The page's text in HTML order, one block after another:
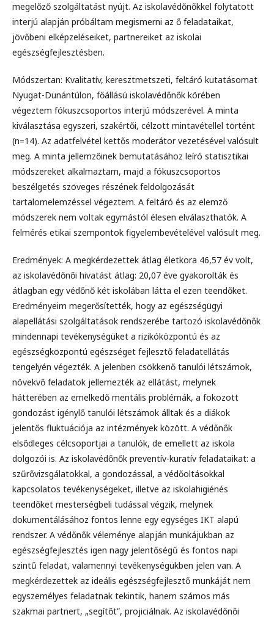
megelőző szolgáltatást nyújt. Az iskolavédőnőkkel folytatott
interjú alapján próbáltam megismerni az ő feladataikat,
jövőbeni elképzeléseiket, partnereiket az iskolai
egészségfejlesztésben.
Módszertan: Kvalitatív, keresztmetszeti, feltáró kutatásomat
Nyugat-Dunántúlon, főállású iskolavédőnők körében
végeztem fókuszcsoportos interjú módszerével. A minta
kiválasztása egyszeri, szakértői, célzott mintavétellel történt
(n=14). Az adatfelvétel kettős moderátor vezetésével valósult
meg. A minta jellemzőinek bemutatásához leíró statisztikai
módszereket alkalmaztam, majd a fókuszcsoportos
beszélgetés szöveges részének feldolgozását
tartalomelemzéssel végeztem. A feltáró és az elemző
módszerek nem voltak egymástól élesen elválaszthatók. A
felmérés etikai szempontok figyelembevételével valósult meg.
Eredmények: A megkérdezettek átlag életkora 46,57 év volt,
az iskolavédőnői hivatást átlag: 20,07 éve gyakorolták és
átlagban egy védőnő két iskolában látta el ezen teendőket.
Eredményeim megerősítették, hogy az egészségügyi
alapellátási szolgáltatások rendszerébe tartozó iskolavédőnők
mindennapi tevékenységüket a rizikóközpontú és az
egészségközpontú egészséget fejlesztő feladatellátás
tengelyén végezték. A jelenben csökkenő tanulói létszámok,
növekvő feladatok jellemezték az ellátást, melynek
hátterében az emelkedő mentális problémák, a fokozott
gondozást igénylő tanulói létszámok álltak és a diákok
jelentős fluktuációja az intézmények között. A védőnők
elsődleges célcsoportjai a tanulók, de emellett az iskola
dolgozói is. Az iskolavédőnők preventív-kuratív feladataikat: a
szűrővizsgálatokkal, a gondozással, a védőoltásokkal
kapcsolatos tevékenységeket, illetve az iskolahigiénés
teendőket mesterségbeli tudással végzik, melynek
dokumentálásához fontos lenne egy egységes IKT alapú
rendszer. A védőnők véleménye alapján munkájukban az
egészségfejlesztés igen nagy jelentőségű és fontos napi
szintű feladat, valamennyi tevékenységükben jelen van. A
megkérdezettek az ideális egészségfejlesztő munkáját nem
egyszemélyes feladatnak tekintik, hanem számos más
szakmai partnert, „segítőt”, projiciálnak. Az iskolavédőnői